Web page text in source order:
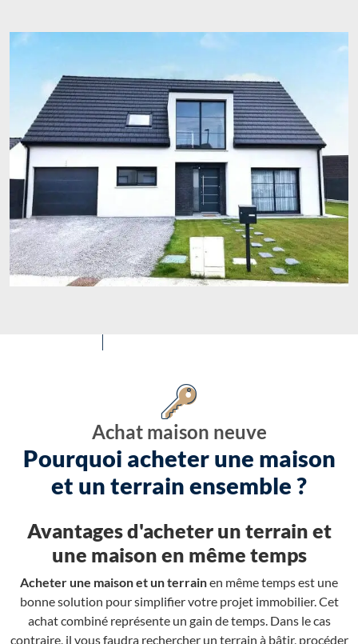
Achat maison neuve
Pourquoi acheter une maison
et un terrain ensemble ?
Avantages d'acheter un terrain et
une maison en même temps
Acheter une maison et un terrainen même temps est une
bonne solution pour simplifier votre projet immobilier. Cet
achat combiné représente un gain de temps. Dans le cas
contraire, il vous faudra rechercher un terrain à bâtir, procéder